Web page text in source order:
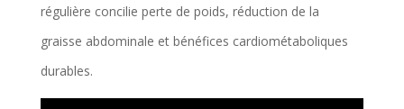
régulière concilie perte de poids, réduction de la
graisse abdominale et bénéfices cardiométaboliques
durables.